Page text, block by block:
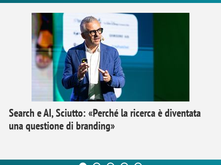
Search e AI, Sciutto: «Perché la ricerca è diventata
una questione di branding»